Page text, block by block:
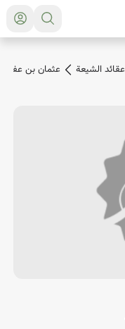
عقائد الشيعة عثمان بن عفان